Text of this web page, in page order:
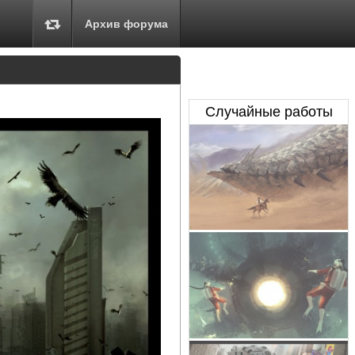
Архив форума
Случайные работы